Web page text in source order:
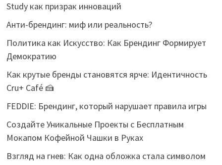
Study как призрак инноваций
Анти-брендинг: миф или реальность?
Политика как Искусство: Как Брендинг Формирует
Демократию
Как крутые бренды становятся ярче: Идентичность
Cru+ Café 🍰
FEDDIE: Брендинг, который нарушает правила игры
Создайте Уникальные Проекты с Бесплатным
Мокапом Кофейной Чашки в Руках
Взгляд на гнев: Как одна обложка стала символом